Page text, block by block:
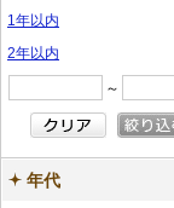
1年以内
2年以内
～
年代